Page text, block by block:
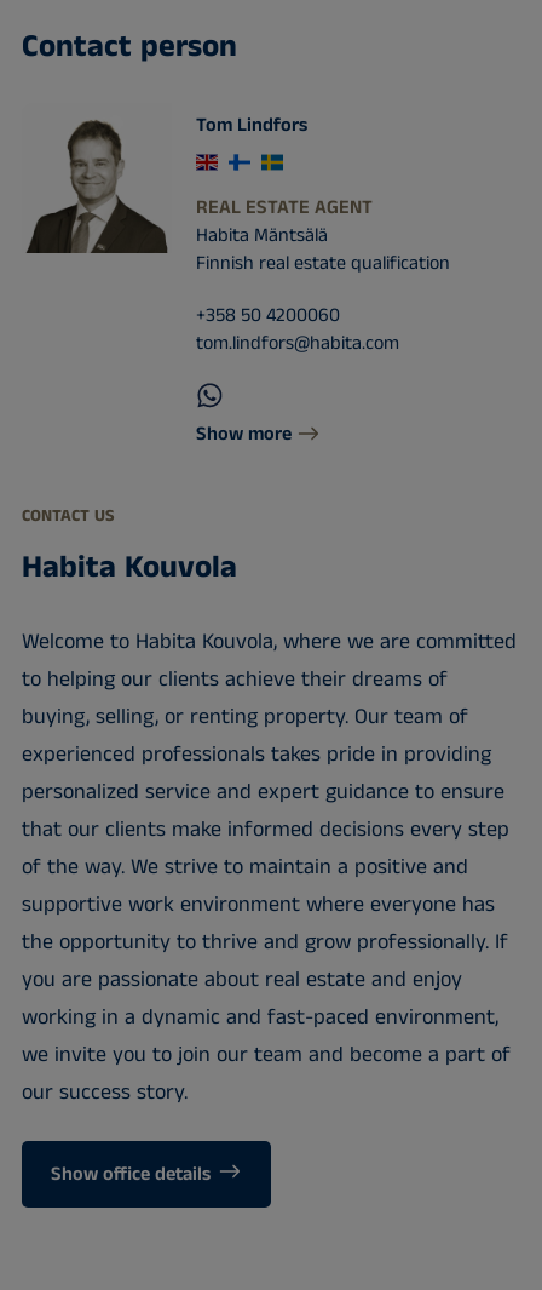
Contact person
Tom Lindfors
REAL ESTATE AGENT
Habita Mäntsälä
Finnish real estate qualification
+358 50 4200060
tom.lindfors@habita.com
Show more
CONTACT US
Habita Kouvola
Welcome to Habita Kouvola, where we are committed
to helping our clients achieve their dreams of
buying, selling, or renting property. Our team of
experienced professionals takes pride in providing
personalized service and expert guidance to ensure
that our clients make informed decisions every step
of the way. We strive to maintain a positive and
supportive work environment where everyone has
the opportunity to thrive and grow professionally. If
you are passionate about real estate and enjoy
working in a dynamic and fast-paced environment,
we invite you to join our team and become a part of
our success story.
Show office details